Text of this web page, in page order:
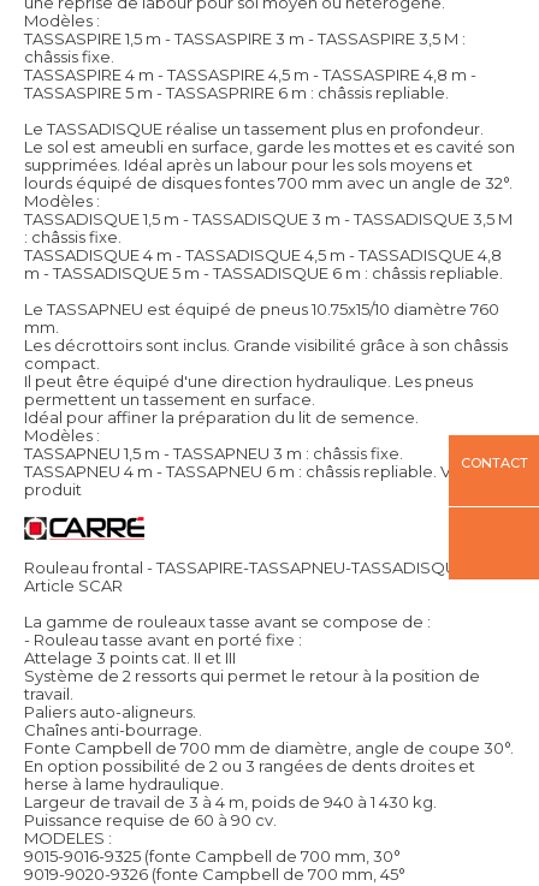
Modèles :
TASSASPIRE 1,5 m - TASSASPIRE 3 m - TASSASPIRE 3,5 M :
châssis fixe.
TASSASPIRE 4 m - TASSASPIRE 4,5 m - TASSASPIRE 4,8 m -
TASSASPIRE 5 m - TASSASPRIRE 6 m : châssis repliable.
Le TASSADISQUE réalise un tassement plus en profondeur.
Le sol est ameubli en surface, garde les mottes et es cavité son
supprimées. Idéal après un labour pour les sols moyens et
lourds équipé de disques fontes 700 mm avec un angle de 32°.
Modèles :
TASSADISQUE 1,5 m - TASSADISQUE 3 m - TASSADISQUE 3,5 M
: châssis fixe.
TASSADISQUE 4 m - TASSADISQUE 4,5 m - TASSADISQUE 4,8
m - TASSADISQUE 5 m - TASSADISQUE 6 m : châssis repliable.
Le TASSAPNEU est équipé de pneus 10.75x15/10 diamètre 760
mm.
Les décrottoirs sont inclus. Grande visibilité grâce à son châssis
compact.
Il peut être équipé d'une direction hydraulique. Les pneus
permettent un tassement en surface.
Idéal pour affiner la préparation du lit de semence.
Modèles :
TASSAPNEU 1,5 m - TASSAPNEU 3 m : châssis fixe.
TASSAPNEU 4 m - TASSAPNEU 6 m : châssis repliable. Voir le
produit
Rouleau frontal - TASSAPIRE-TASSAPNEU-TASSADISQUE
Article SCAR
La gamme de rouleaux tasse avant se compose de :
- Rouleau tasse avant en porté fixe :
Attelage 3 points cat. II et III
Système de 2 ressorts qui permet le retour à la position de
travail.
Paliers auto-aligneurs.
Chaînes anti-bourrage.
Fonte Campbell de 700 mm de diamètre, angle de coupe 30°.
En option possibilité de 2 ou 3 rangées de dents droites et
herse à lame hydraulique.
Largeur de travail de 3 à 4 m, poids de 940 à 1 430 kg.
Puissance requise de 60 à 90 cv.
MODELES :
9015-9016-9325 (fonte Campbell de 700 mm, 30°
9019-9020-9326 (fonte Campbell de 700 mm, 45°
CONTACT